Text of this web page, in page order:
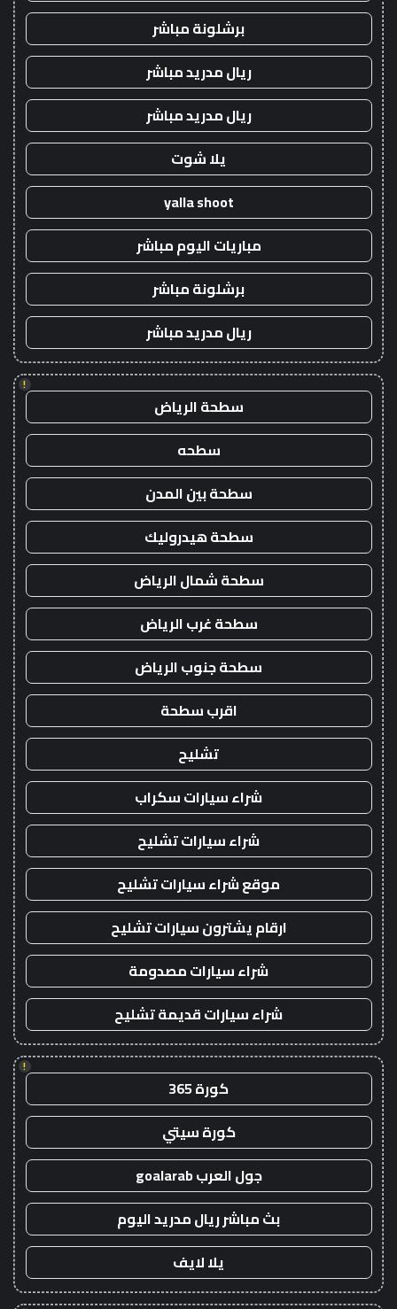
برشلونة مباشر
ريال مدريد مباشر
ريال مدريد مباشر
يلا شوت
yalla shoot
مباريات اليوم مباشر
برشلونة مباشر
ريال مدريد مباشر
!
سطحة الرياض
سطحه
سطحة بين المدن
سطحة هيدروليك
سطحة شمال الرياض
سطحة غرب الرياض
سطحة جنوب الرياض
اقرب سطحة
تشليح
شراء سيارات سكراب
شراء سيارات تشليح
موقع شراء سيارات تشليح
ارقام يشترون سيارات تشليح
شراء سيارات مصدومة
شراء سيارات قديمة تشليح
!
كورة 365
كورة سيتي
جول العرب goalarab
بث مباشر ريال مدريد اليوم
يلا لايف